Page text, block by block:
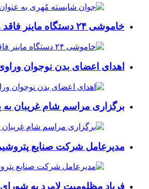
خاموشی ۲۴ دستگاه ماینر فاقد مجوز در لامرد
اهدای اعضای بدن نوجوان
برگزاری مراسم شام غریبان
مدیرعامل شرکت صنایع
فریاد مظلومیت لامرد به